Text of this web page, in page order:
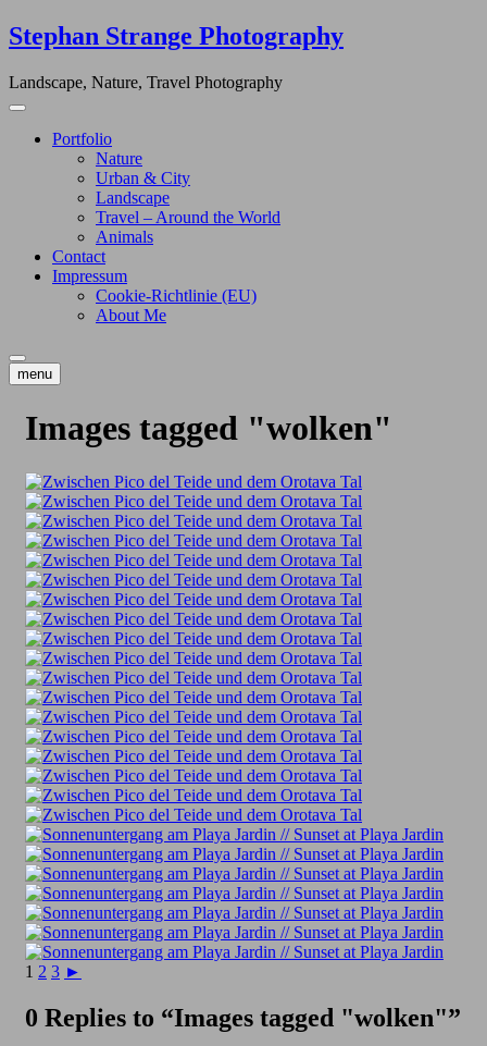
Skip
to
Stephan Strange Photography
Landscape, Nature, Travel Photography
Portfolio
Nature
Urban & City
Landscape
Travel – Around the World
Animals
Contact
Impressum
Cookie-Richtlinie (EU)
About Me
menu
Images tagged "wolken"
1 2 3 ►
0 Replies to “Images tagged "wolken"”